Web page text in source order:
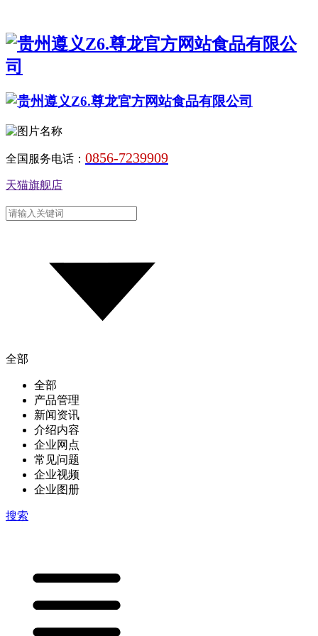
全国服务电话： 0856-7239909
天猫旗舰店
全部
全部
产品管理
新闻资讯
介绍内容
企业网点
常见问题
企业视频
企业图册
搜索